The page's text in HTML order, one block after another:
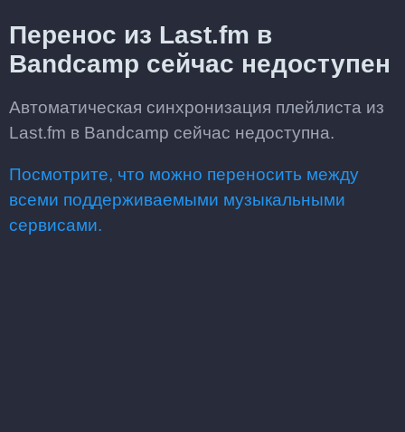
Перенос из Last.fm в
Bandcamp сейчас недоступен
Автоматическая синхронизация плейлиста из
Last.fm в Bandcamp сейчас недоступна.
Посмотрите, что можно переносить между
всеми поддерживаемыми музыкальными
сервисами.